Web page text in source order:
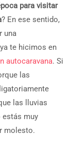
para visitar
? En ese sentido,
una
te hicimos en
autocaravana. Si
las
las lluvias
estás muy
molesto.